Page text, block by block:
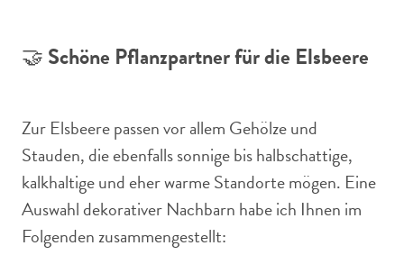
🤝Schöne Pflanzpartner für die Elsbeere
Zur Elsbeere passen vor allem Gehölze und
Stauden, die ebenfalls sonnige bis halbschattige,
kalkhaltige und eher warme Standorte mögen. Eine
Auswahl dekorativer Nachbarn habe ich Ihnen im
Folgenden zusammengestellt: